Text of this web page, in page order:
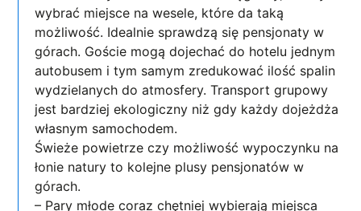
wybrać miejsce na wesele, które da taką
możliwość. Idealnie sprawdzą się pensjonaty w
górach. Goście mogą dojechać do hotelu jednym
autobusem i tym samym zredukować ilość spalin
wydzielanych do atmosfery. Transport grupowy
jest bardziej ekologiczny niż gdy każdy dojeżdża
własnym samochodem.
Świeże powietrze czy możliwość wypoczynku na
łonie natury to kolejne plusy pensjonatów w
górach.
– Pary młode coraz chętniej wybierają miejsca